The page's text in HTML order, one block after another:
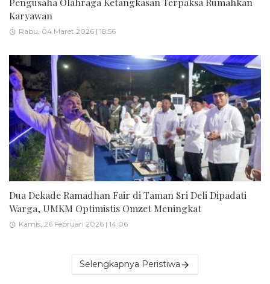
Karyawan
Rabu, 04 Maret 2026 | 18:56
Dua Dekade Ramadhan Fair di Taman Sri Deli Dipadati
Warga, UMKM Optimistis Omzet Meningkat
Kamis, 26 Februari 2026 | 14:06
Selengkapnya Peristiwa